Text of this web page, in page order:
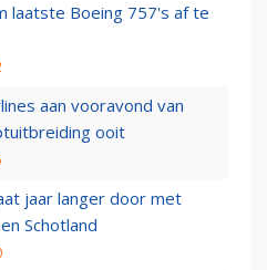
laatste Boeing 757's af te
aan vooravond van
ooit
jaar langer door met
Schotland